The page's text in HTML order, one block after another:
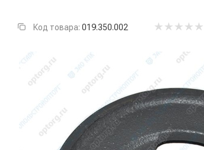
Код товара: 019.350.002